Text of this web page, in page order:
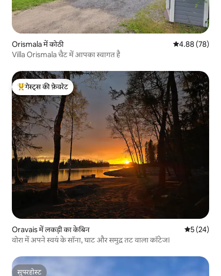
Orismala में कोठी औसत रेटिंग 5 में
4.88 (78)
Villa Orismala चैट में आपका स्वागत है
गेस्ट्स का टॉप फ़ेवरेट
गेस्ट्स की फ़ेवरेट
Oravais में लकड़ी का केबिन औसत रेटिंग
5 (24)
वोरा में अपने स्वयं के सॉना, घाट और समुद्र तट वाला कॉटेज।
सुपरहोस्ट